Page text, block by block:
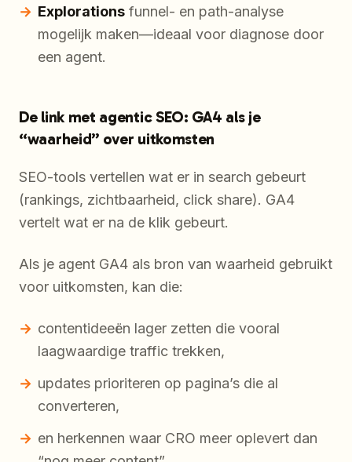
Explorations funnel- en path-analyse
mogelijk maken—ideaal voor diagnose door
een agent.
De link met agentic SEO: GA4 als je
“waarheid” over uitkomsten
SEO-tools vertellen wat er in search gebeurt
(rankings, zichtbaarheid, click share). GA4
vertelt wat er na de klik gebeurt.
Als je agent GA4 als bron van waarheid gebruikt
voor uitkomsten, kan die:
contentideeën lager zetten die vooral
laagwaardige traffic trekken,
updates prioriteren op pagina’s die al
converteren,
en herkennen waar CRO meer oplevert dan